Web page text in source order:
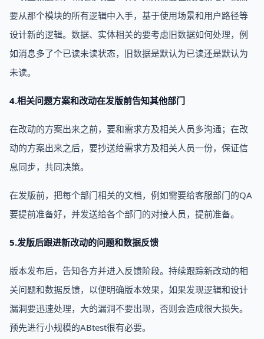
要从那个模块的所有逻辑中入手，基于使用场景和用户路径等
设计新的逻辑。数据、实体相关的要考虑旧数据如何处理，例
如消息多了个已读未读状态，旧数据是默认为已读还是默认为
未读。
4.相关问题方案和改动在发版前告知其他部门
在改动的方案出来之前，要和需求方及相关人员多沟通；在改
动的方案出来之后，要抄送给需求方及相关人员一份，保证信
息同步，共同决策。
在发版前，把每个部门相关的文档，例如需要给客服部门的QA
要提前准备好，并发送给各个部门的对接人员，提前准备。
5.发版后跟进新改动的问题和数据反馈
版本发布后，告知各方并进入反馈阶段。持续跟踪新改动的相
关问题和数据反馈，以便明确版本效果，如果发现逻辑和设计
漏洞要迅速处理，大的漏洞不要出现，否则会造成很大损失。
预先进行小规模的ABtest很有必要。